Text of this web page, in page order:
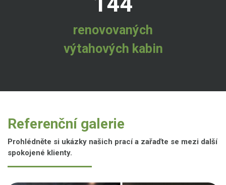
renovovaných
výtahových kabin
Referenční galerie
Prohlédněte si ukázky našich prací a zařaďte se mezi další
spokojené klienty.